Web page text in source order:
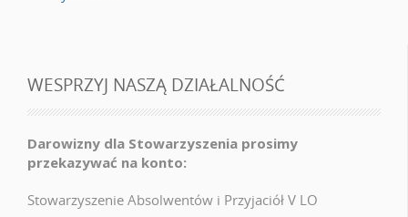
WESPRZYJ NASZĄ DZIAŁALNOŚĆ
Darowizny dla Stowarzyszenia prosimy
przekazywać na konto:
Stowarzyszenie Absolwentów i Przyjaciół V LO